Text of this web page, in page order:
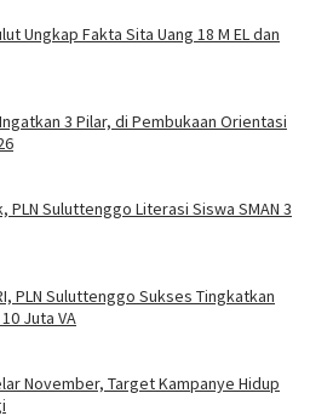
Ungkap Fakta Sita Uang 18 M EL dan
3 Pilar, di Pembukaan Orientasi
PLN Suluttenggo Literasi Siswa SMAN 3
PLN Suluttenggo Sukses Tingkatkan
Juta VA
November, Target Kampanye Hidup